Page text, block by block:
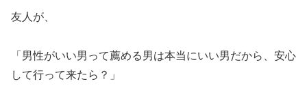
友人が、
「男性がいい男って薦める男は本当にいい男だから、安心
して行って来たら？」